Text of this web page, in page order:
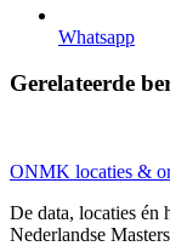
Whatsapp
Gerelateerde
ONMK locaties &
De data, locaties én
Nederlandse